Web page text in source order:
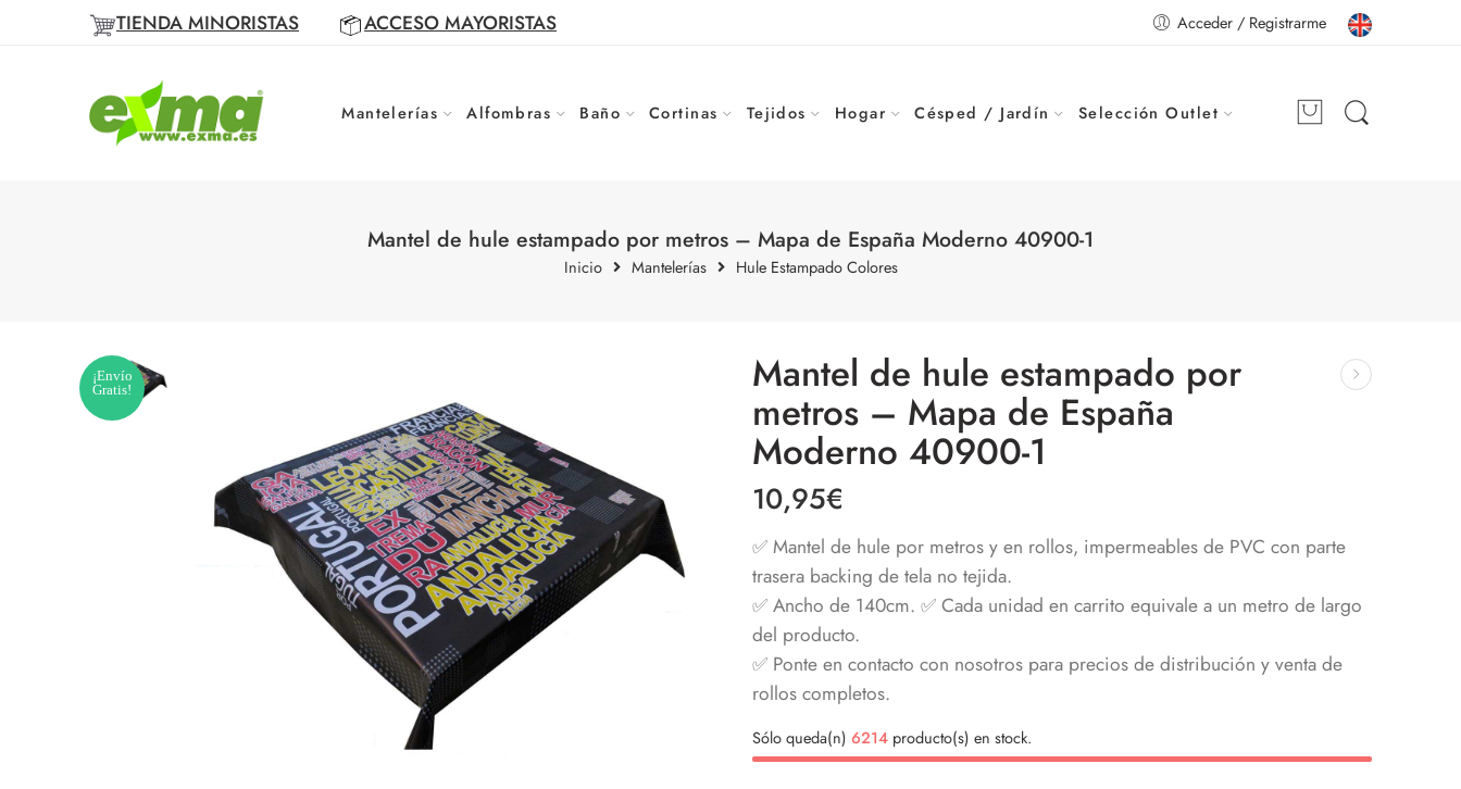
TIENDA MINORISTAS ACCESO MAYORISTAS Acceder / Registrarme
Mantelerías Alfombras Baño Cortinas Tejidos Hogar Césped / Jardín Selección Outlet
Mantel de hule estampado por metros – Mapa de España Moderno 40900-1
Inicio Mantelerías Hule Estampado Colores
¡Envío
Gratis!
Mantel de hule estampado por
metros – Mapa de España
Moderno 40900-1
10,95€
✅ Mantel de hule por metros y en rollos, impermeables de PVC con parte
trasera backing de tela no tejida.
✅ Ancho de 140cm. ✅ Cada unidad en carrito equivale a un metro de largo
del producto.
✅ Ponte en contacto con nosotros para precios de distribución y venta de
rollos completos.
Sólo queda(n) 6214 producto(s) en stock.